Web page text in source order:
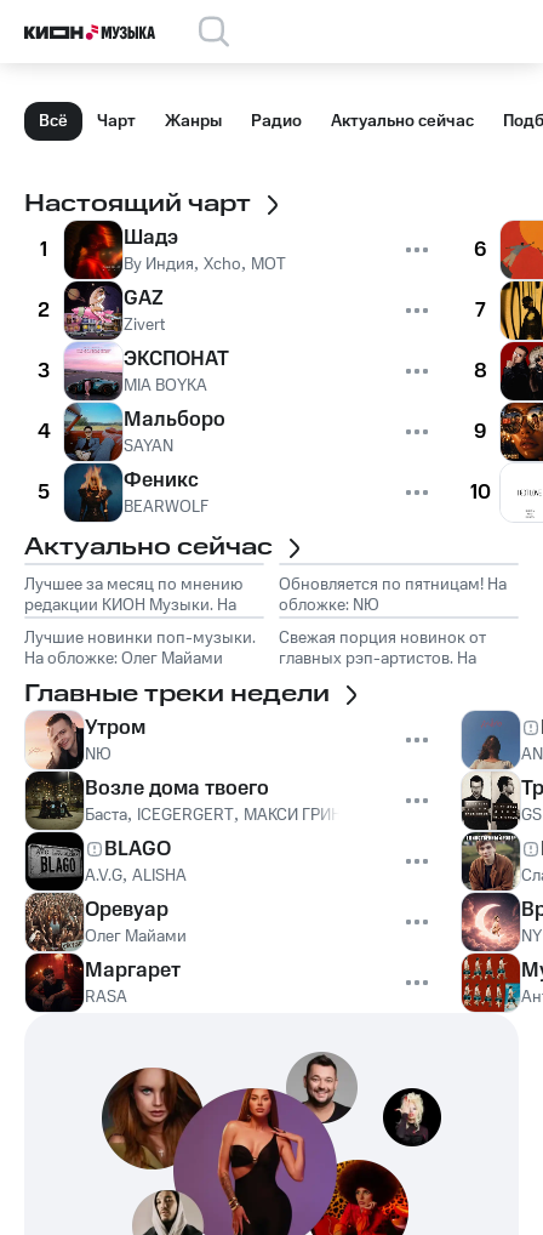
Всё Чарт Жанры Радио Актуально сейчас
Настоящий чарт
1 Шадэ
By Индия, Xcho, MOT
2 GAZ
Zivert
3 ЭКСПОНАТ
MIA BOYKA
4 Мальборо
SAYAN
5 Феникс
BEARWOLF
6
7
8
9
10
Актуально сейчас
Лучшее за месяц по мнению
редакции КИОН Музыки. На
обложке: Marselle
Обновляется по пятницам! На
обложке: NЮ
Лучшие новинки поп-музыки.
На обложке: Олег Майами
Свежая порция новинок от
главных рэп-артистов. На
Главные треки недели
Утром
NЮ
Возле дома твоего
Баста, ICEGERGERT, МАКСИ ГРИН
BLAGO
A.V.G, ALISHA
Оревуар
Олег Майами
Маргарет
RASA